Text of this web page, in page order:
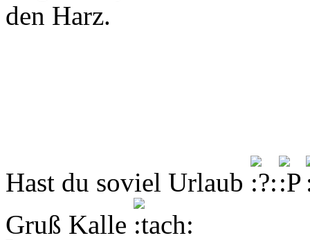
den Harz.
Hast du soviel Urlaub
Gruß Kalle